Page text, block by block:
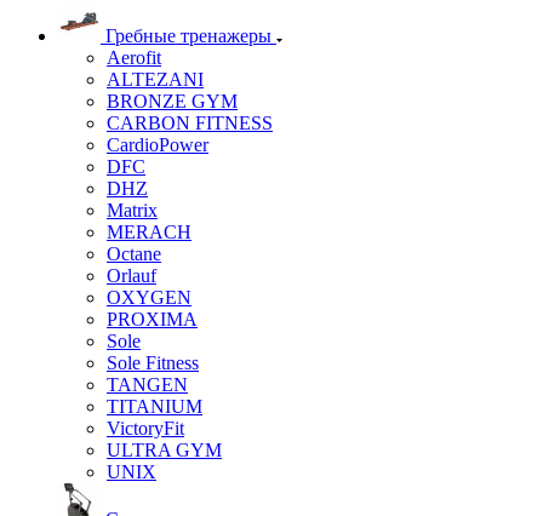
Гребные тренажеры
Aerofit
ALTEZANI
BRONZE GYM
CARBON FITNESS
CardioPower
DFC
DHZ
Matrix
MERACH
Octane
Orlauf
OXYGEN
PROXIMA
Sole
Sole Fitness
TANGEN
TITANIUM
VictoryFit
ULTRA GYM
UNIX